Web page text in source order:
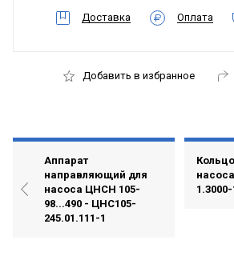
Доставка Оплата
Добавить в избранное
Аппарат
направляющий для
насоса ЦНСН 105-
98...490 - ЦНС105-
245.01.111-1